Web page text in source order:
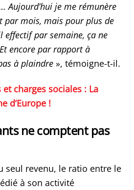
Aujourd’hui je me rémunère
par mois, mais pour plus de
effectif par semaine, ça ne
encore par rapport à
à plaindre », témoigne-t-il.
charges sociales : La
d’Europe !
ne comptent pas
seul revenu, le ratio entre le
à son activité